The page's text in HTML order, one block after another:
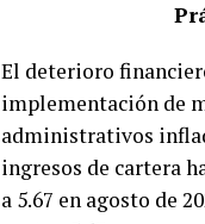
El deterioro
implementación de
administrativos
ingresos de cartera
a 5.67 en agosto de